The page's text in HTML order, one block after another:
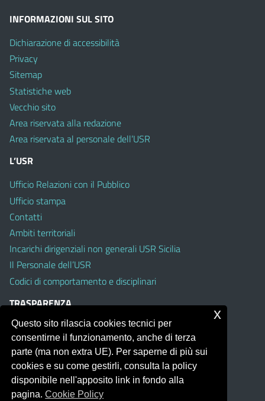
INFORMAZIONI SUL SITO
Dichiarazione di accessibilità
Privacy
Sitemap
Statistiche web
Vecchio sito
Area riservata alla redazione
Area riservata al personale dell’USR
L’USR
Ufficio Relazioni con il Pubblico
Ufficio stampa
Contatti
Ambiti territoriali
Incarichi dirigenziali non generali USR Sicilia
Il Personale dell’USR
Codici di comportamento e disciplinari
TRASPARENZA
Albo on line
Amministrazione Trasparente
Pubblici proclami
PTPCT per le Istituzioni scolastiche della Sicilia
Whistleblowing
Questo sito rilascia cookies tecnici per
consentirne il funzionamento, anche di terza
parte (ma non extra UE). Per saperne di più sui
cookies e su come gestirli, consulta la policy
disponibile nell'apposito link in fondo alla
pagina.Cookie Policy
x